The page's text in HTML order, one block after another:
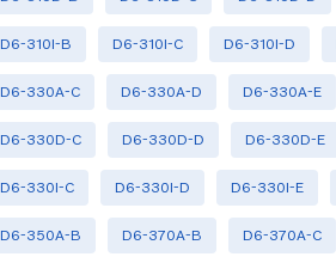
D6-310I-B D6-310I-C D6-310I-D
D6-330A-C D6-330A-D D6-330A-E
D6-330D-C D6-330D-D D6-330D-E
D6-330I-C D6-330I-D D6-330I-E
D6-350A-B D6-370A-B D6-370A-C